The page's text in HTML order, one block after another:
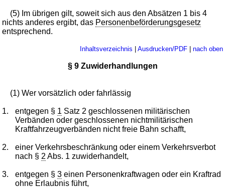
(5) Im übrigen gilt, soweit sich aus den Absätzen 1 bis 4
nichts anderes ergibt, das Personenbeförderungsgesetz
entsprechend.
Inhaltsverzeichnis | Ausdrucken/PDF| nach oben
§ 9 Zuwiderhandlungen
(1) Wer vorsätzlich oder fahrlässig
1. entgegen § 1 Satz 2 geschlossenen militärischen
Verbänden oder geschlossenen nichtmilitärischen
Kraftfahrzeugverbänden nicht freie Bahn schafft,
2.
einer Verkehrsbeschränkung oder einem Verkehrsverbot
nach § 2 Abs. 1 zuwiderhandelt,
3. entgegen §3 einen Personenkraftwagen oder ein Kraftrad
ohne Erlaubnis führt,